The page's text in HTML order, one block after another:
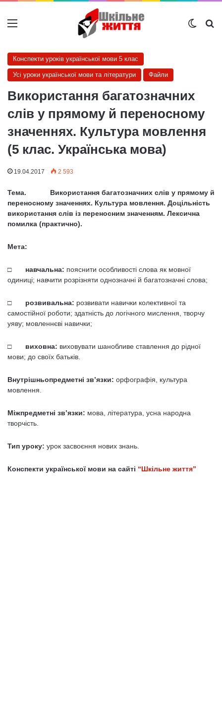
Меню
Конспекти уроків української мови 5 клас
Усі уроки української мови та літератури Файли
Використання багатозначних
слів у прямому й переносному
значеннях. Культура мовлення
(5 клас. Українська мова)
19.04.2017 2 593
Тема. Використання багатозначних слів у прямому й
переносному значеннях. Культура мовлення. Доцільність
використання слів із переносним значенням. Лексична
помилка (практично).
Мета:
□ навчальна: пояснити особливості слова як мовної
одиниці; навчити розрізняти однозначні й багатозначні слова;
□ розвивальна: розвивати навички колективної та
самостійної роботи; здатність до логічного мислення, творчу
уяву; мовленнєві навички;
□ виховна: виховувати шанобливе ставлення до рідної
мови; до своїх батьків.
Внутрішньопредметні зв’язки: орфографія, культура
мовлення.
Міжпредметні зв’язки: мова, література, усна народна
творчість.
Тип уроку: урок засвоєння нових знань.
Конспекти української мови на сайті “Шкільне життя”